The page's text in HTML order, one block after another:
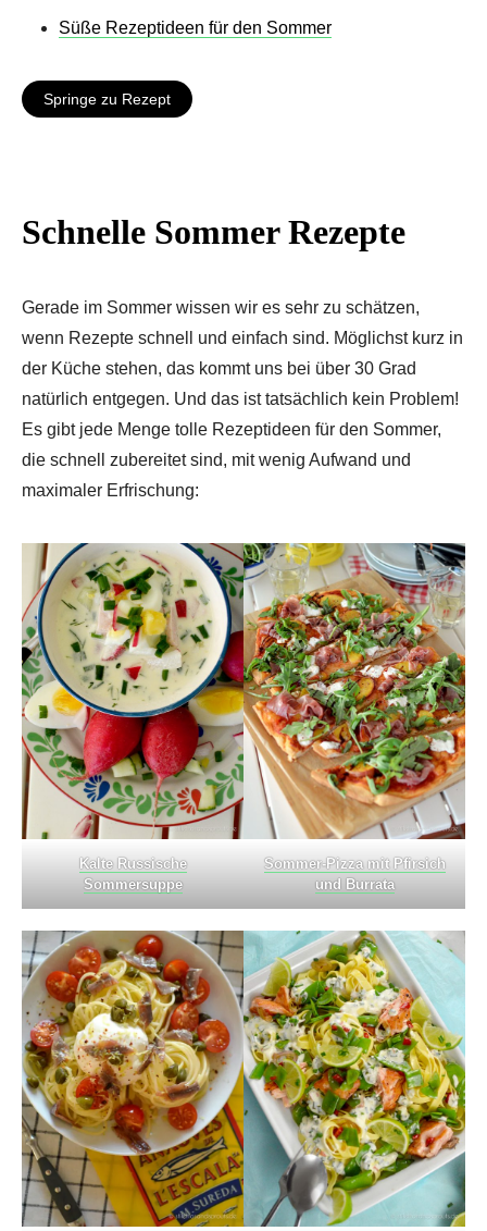
Süße Rezeptideen für den Sommer
Springe zu Rezept
Schnelle Sommer Rezepte
Gerade im Sommer wissen wir es sehr zu schätzen,
wenn Rezepte schnell und einfach sind. Möglichst kurz in
der Küche stehen, das kommt uns bei über 30 Grad
natürlich entgegen. Und das ist tatsächlich kein Problem!
Es gibt jede Menge tolle Rezeptideen für den Sommer,
die schnell zubereitet sind, mit wenig Aufwand und
maximaler Erfrischung:
Kalte Russische
Sommersuppe
Sommer-Pizza mit Pfirsich
und Burrata